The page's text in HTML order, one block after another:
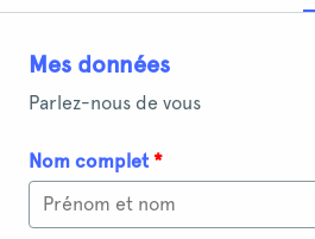
Mes données
Parlez-nous de vous
Nom complet *